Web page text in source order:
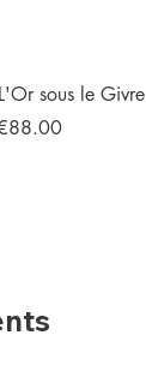
sous le Givre